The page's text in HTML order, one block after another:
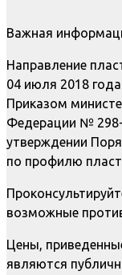
Важная
Направление
04 июля 2018
Приказом
Федерации №
утверждении
по профилю
возможные
Цены,
являются